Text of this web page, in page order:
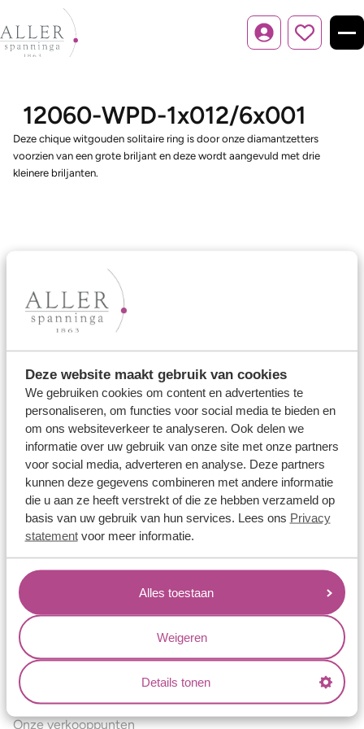
Deze website maakt gebruik van cookies
We gebruiken cookies om content en advertenties te
personaliseren, om functies voor social media te bieden en
om ons websiteverkeer te analyseren. Ook delen we
informatie over uw gebruik van onze site met onze partners
voor social media, adverteren en analyse. Deze partners
kunnen deze gegevens combineren met andere informatie
die u aan ze heeft verstrekt of die ze hebben verzameld op
basis van uw gebruik van hun services. Lees ons Privacy
statementvoor meer informatie.
Alles toestaan
Weigeren
Details tonen
Inloggen
12060-WPD-1x012/6x001
Deze chique witgouden solitaire ring is door onze diamantzetters
voorzien van een grote briljant en deze wordt aangevuld met drie
kleinere briljanten.
Ons aanbod
Trouwringen
Verlovingsringen
Vriendschapsringen
Over ons
Aller Spanninga
Historie
Certificaten
Blogs
Jouw voordelen
Conflictvrije Materialen
Oneindig veel mogelijkheden
Kwaliteit
Juweliers & Contact
Onze verkooppunten